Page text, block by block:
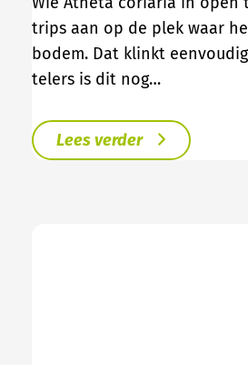
trips aan op de plek waar
bodem. Dat klinkt
telers is dit nog…
Lees verder